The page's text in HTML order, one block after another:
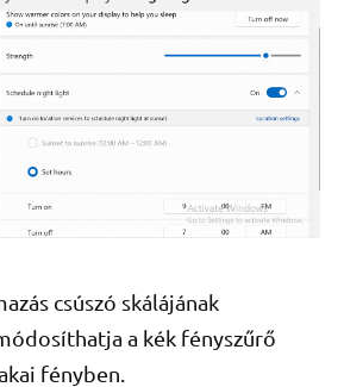
csúszó skálájának
a kék fényszűrő
fényben.